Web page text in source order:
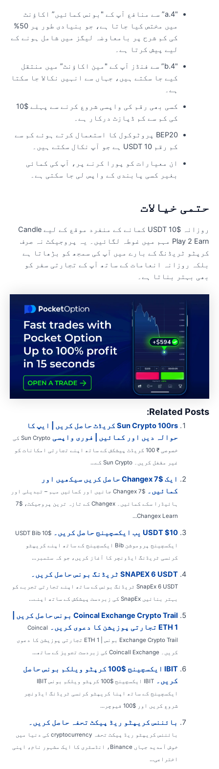
"4.a” سے منافع آپ کے "بونس کمائیں” اکاؤنٹ
میں مختص کیا جاتا ہے، جو بنیادی طور پر 50%
کی کم شرح پر بامعاوضہ لیگز میں شامل ہونے کے
لیے پیش کرتا ہے۔
"4.b” سے فنڈز آپ کے "مین اکاؤنٹ” میں منتقل
کیے جا سکتے ہیں، جہاں سے انہیں نکالا جا سکتا
کسی بھی رقم کی واپسی شروع کرنے سے پہلے $10
کی کم سے کم ڈپازٹ درکار ہے۔
BEP20 پروٹوکول کا استعمال کرتے ہوئے کم سے
کم رقم 10 USDT ہے جو آپ نکال سکتے ہیں۔
ان معیارات کو پورا کرنے پر، آپ کی کمائی
بغیر کسی پابندی کے واپس لی جا سکتی ہے۔
خیالات
روزانہ $10 USDT کمانے کے منفرد موقع کے لیے Candle
Play 2 Earn مہم میں غوطہ لگائیں۔ یہ پروجیکٹ نہ صرف
ٹریڈنگ کے بارے میں آپ کی سمجھ کو بڑھاتا ہے
روزانہ انعامات کے ساتھ آپ کے تجارتی سفر کو
بہتر بناتا ہے۔
Related
Sun Crypto 100rs کریڈٹ حاصل کریں | ایپ کا
حوالہ دیں اور کمائیں | فوری واپسی
Sun Crypto کی
خصوصی ₹ 100 کریڈٹ پیشکش کے ساتھ اپنے تجارتی امکانات کو
غیر مقفل کریں۔ Sun Crypto کے...
ایک $7 Changex حاصل کریں سیکھیں اور
کمائیں۔
$7 Changex جانیں اور کمائیں مہم – تبدیلی اور
ہائیڈرا سکے کمائیں۔ Changex کے تازہ ترین پروجیکٹ، $7
Changex Learn...
$10 USDT بِب ایکسچینج حاصل کریں۔
$10 USDT Bib
ایکسچینج پروموشن Bib ایکسچینج کے ساتھ اپنے کریپٹو
کرنسی ٹریڈنگ ایڈونچر کا آغاز کریں، جو کہ ستمبر...
SNAPEX 6 USDT ٹریڈنگ بونس حاصل کریں۔
SnapEx 6 USDT ٹریڈنگ بونس کے ساتھ اپنے تجارتی تجربے کو
بہتر بنائیں SnapEx کی زبردست پیشکش کے ساتھ اپنے...
Coincal Exchange Crypto Trail بونس حاصل کریں |
Coincal
Exchange Crypto Trail بونس | 1 ETH تجارتی پوزیشن کا دعوی
کریں۔ Coincall Exchange کی زبردست تجویز کے ساتھ...
IBIT ایکسچینج $100 کرپٹو ویلکم بونس حاصل
کریں۔
IBIT ایکسچینج $100 کرپٹو ویلکم بونس IBIT
ایکسچینج کے ساتھ اپنا کریپٹو کرنسی ٹریڈنگ ایڈونچر
شروع کریں اور $100 فیوچر...
بائننس کریپٹو ریڈ پیکٹ تحفہ حاصل کریں۔
بائننس کریپٹو ریڈ پیکٹ تحفہ cryptocurrency کی دنیا میں
خوش آمدید جہاں Binance، انڈسٹری کا ایک مشہور نام، اپنی
اختراعی...